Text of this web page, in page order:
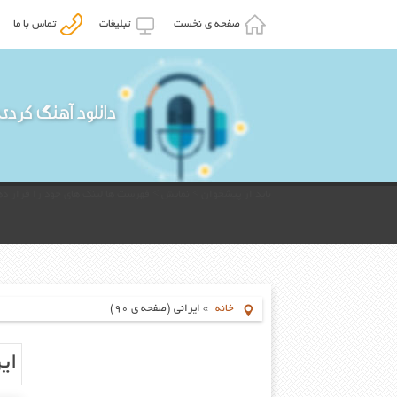
صفحه ی نخست تبلیغات تماس با ما
دانلود آهنگ
خانه » ایرانی (صفحه ی 90)